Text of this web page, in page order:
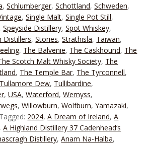
,Schlumberger,Schottland,Schweden,
,Single Malt,Single Pot Still,
,Speyside Distillery,Spot Whiskey,
Distillers,Stories,Strathisla, Taiwan,
, The Balvenie, The Caskhound, The
Scotch Malt Whisky Society, The
, The Temple Bar, The Tyrconnell,
Tullamore Dew, Tullibardine,
,USA,Waterford,Wemyss,
,Willowburn,Wolfburn,Yamazaki,
Tagged: 2024,A Dream of Ireland,A
,A Highland Distillery 37 Cadenhead‘s
Distillery,Anam Na-Halba,